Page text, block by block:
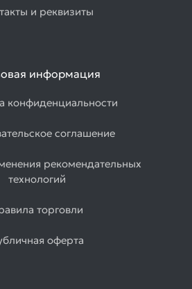
и реквизиты
информация
конфиденциальности
соглашение
рекомендательных
технологий
торговли
оферта